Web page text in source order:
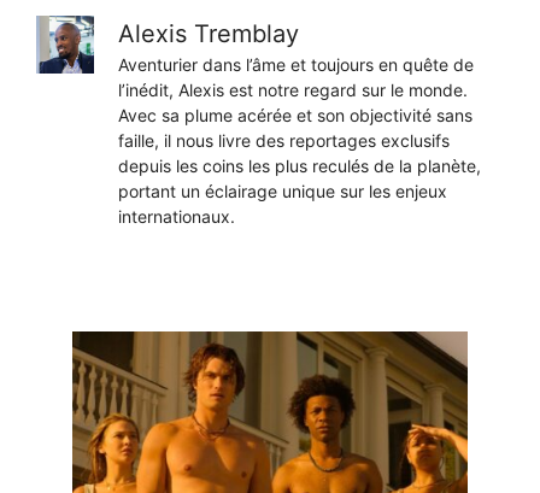
Alexis Tremblay
Aventurier dans l’âme et toujours en quête de
l’inédit, Alexis est notre regard sur le monde.
Avec sa plume acérée et son objectivité sans
faille, il nous livre des reportages exclusifs
depuis les coins les plus reculés de la planète,
portant un éclairage unique sur les enjeux
internationaux.